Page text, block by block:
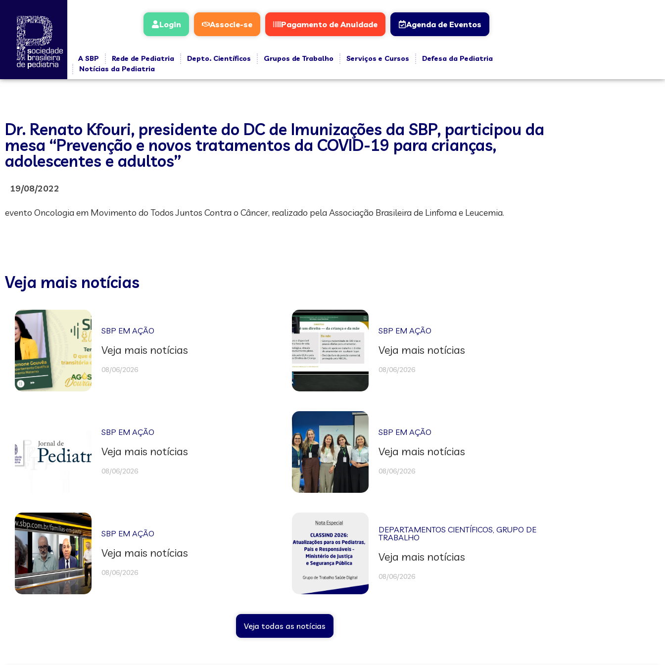
Login Associe-se Pagamento de Anuidade Agenda de Eventos
A SBP Rede de Pediatria Depto. Científicos Grupos de Trabalho Serviços e Cursos
Defesa da Pediatria
Notícias da Pediatria
Dr. Renato Kfouri, presidente do DC de Imunizações da SBP, participou da
mesa “Prevenção e novos tratamentos da COVID-19 para crianças,
adolescentes e adultos”
19/08/2022
evento Oncologia em Movimento do Todos Juntos Contra o Câncer, realizado pela Associação Brasileira de Linfoma e Leucemia.
Veja mais notícias
SBP EM AÇÃO
Veja mais notícias
08/06/2026
SBP EM AÇÃO
Veja mais notícias
08/06/2026
SBP EM AÇÃO
Veja mais notícias
08/06/2026
SBP EM AÇÃO
Veja mais notícias
08/06/2026
SBP EM AÇÃO
Veja mais notícias
08/06/2026
DEPARTAMENTOS CIENTÍFICOS,GRUPO DE
TRABALHO
Veja mais notícias
08/06/2026
Veja todas as notícias